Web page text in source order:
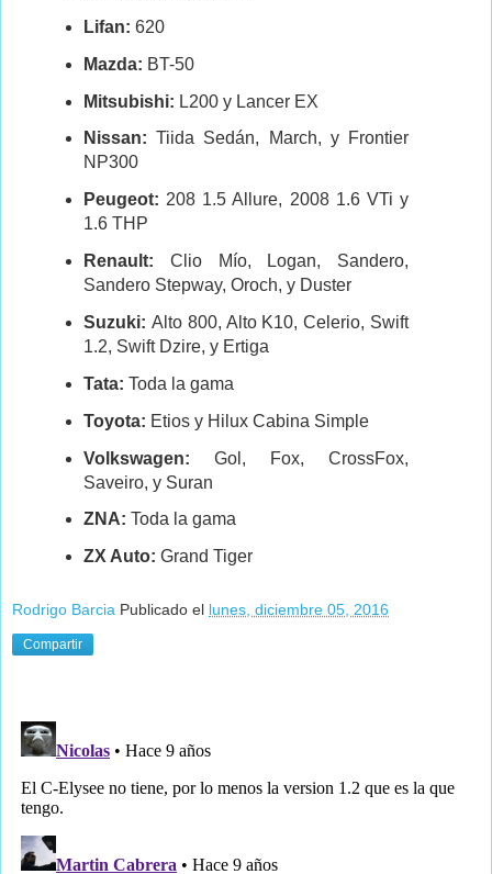
Lifan: 620
Mazda: BT-50
Mitsubishi: L200 y Lancer EX
Nissan: Tiida Sedán, March, y Frontier
NP300
Peugeot: 208 1.5 Allure, 2008 1.6 VTi y
1.6 THP
Renault: Clio Mío, Logan, Sandero,
Sandero Stepway, Oroch, y Duster
Suzuki: Alto 800, Alto K10, Celerio, Swift
1.2, Swift Dzire, y Ertiga
Tata: Toda la gama
Toyota: Etios y Hilux Cabina Simple
Volkswagen: Gol, Fox, CrossFox,
Saveiro, y Suran
ZNA: Toda la gama
ZX Auto: Grand Tiger
Rodrigo Barcia Publicado el lunes, diciembre 05, 2016
Compartir